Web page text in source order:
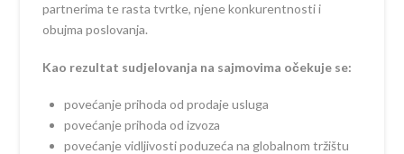
partnerima te rasta tvrtke, njene konkurentnosti i
obujma poslovanja.
Kao rezultat sudjelovanja na sajmovima očekuje se:
povećanje prihoda od prodaje usluga
povećanje prihoda od izvoza
povećanje vidljivosti poduzeća na globalnom tržištu